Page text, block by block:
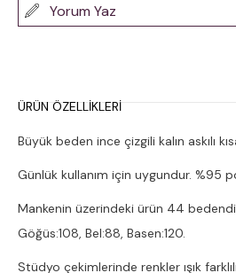
Yorum Yaz
ÜRÜN ÖZELLIKLERI
Büyük beden ince çizgili kalın askılı
Günlük kullanım için uygundur. %95
Mankenin üzerindeki ürün 44
Göğüs:108, Bel:88, Basen:120.
Stüdyo çekimlerinde renkler ışık